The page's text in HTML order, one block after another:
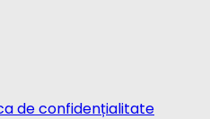
de confidențialitate